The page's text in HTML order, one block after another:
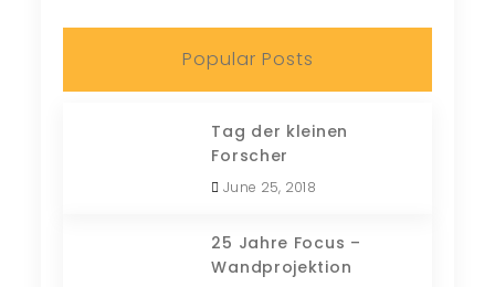
Popular Posts
Tag der kleinen
Forscher
June 25, 2018
25 Jahre Focus –
Wandprojektion